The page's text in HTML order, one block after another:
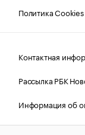
Политика
Контактная
Рассылка РБК
Информация об
Правовая